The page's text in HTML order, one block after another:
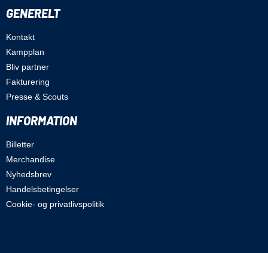
GENERELT
Kontakt
Kampplan
Bliv partner
Fakturering
Presse & Scouts
INFORMATION
Billetter
Merchandise
Nyhedsbrev
Handelsbetingelser
Cookie- og privatlivspolitik